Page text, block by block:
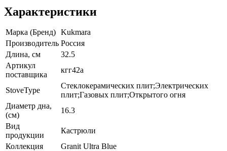
Характеристики
Марка (Бренд) Kukmara
Производитель Россия
Длина, см
32.5
Артикул
поставщика
кгг42а
StoveType
Стеклокерамических плит;Электрических
плит;Газовых плит;Открытого огня
Диаметр дна,
(см)
16.3
Вид
продукции
Кастрюли
Коллекция
Granit Ultra Blue